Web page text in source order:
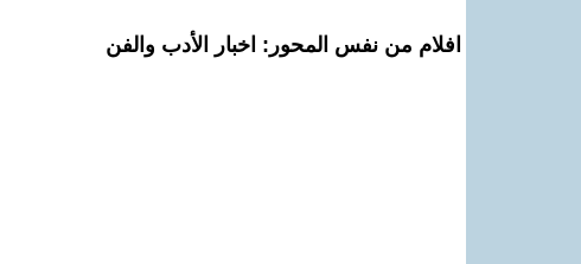
افلام من نفس المحور: اخبار الأدب والفن